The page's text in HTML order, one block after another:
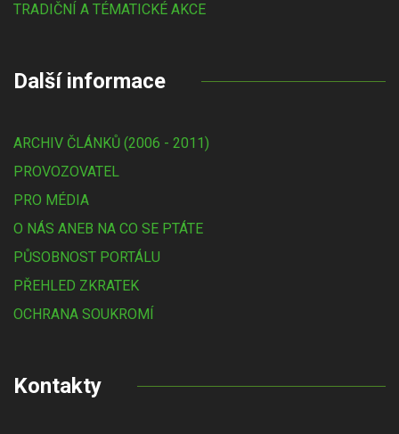
TRADIČNÍ A TÉMATICKÉ AKCE
Další informace
ARCHIV ČLÁNKŮ (2006 - 2011)
PROVOZOVATEL
PRO MÉDIA
O NÁS ANEB NA CO SE PTÁTE
PŮSOBNOST PORTÁLU
PŘEHLED ZKRATEK
OCHRANA SOUKROMÍ
Kontakty